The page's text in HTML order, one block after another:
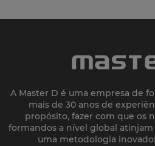
A Master D é uma empresa de
mais de 30 anos de
propósito, fazer com que os
formandos a nível global atinjam
uma metodologia